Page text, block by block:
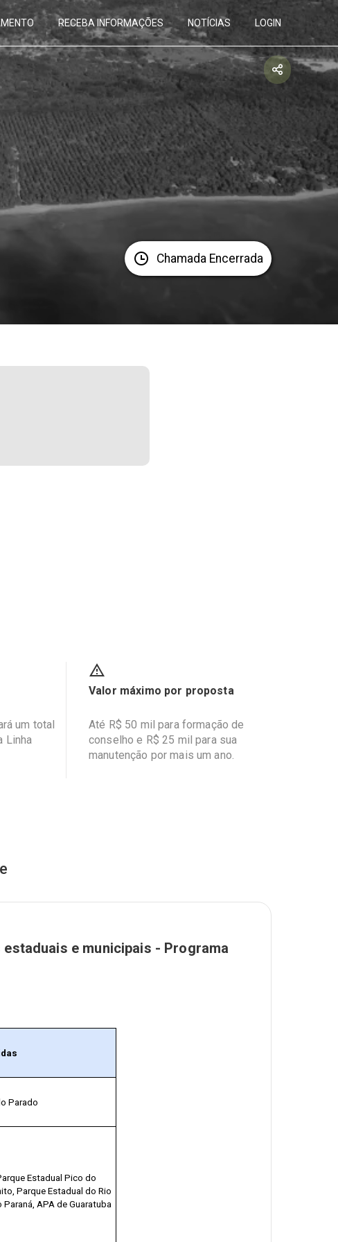
RECEBA INFORMAÇÕES NOTÍCIAS LOGIN
Chamada Encerrada
um total
Linha
Valor máximo por proposta
Até R$ 50 mil para formação de
conselho e R$ 25 mil para sua
manutenção por mais um ano.
e municipais - Programa
Parado
Estadual Pico do
Parque Estadual do Rio
APA de Guaratuba